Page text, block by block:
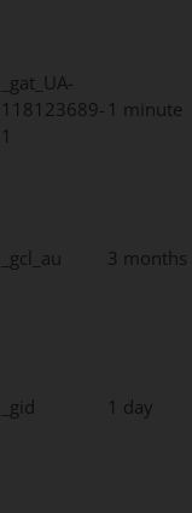
_gat_UA-
118123689-
1
1 minute
_gcl_au 3 months
_gid 1 day